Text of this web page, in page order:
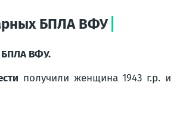
БПЛА ВФУ
БПЛА ВФУ.
получили женщина 1943 г.р. и